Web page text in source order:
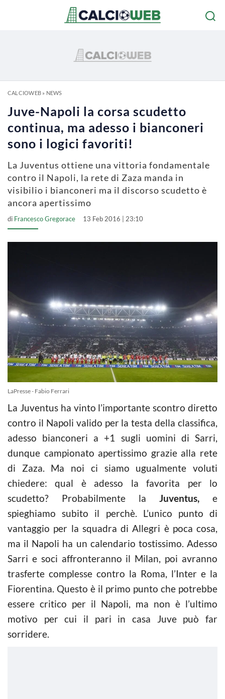
CALCIOWEB» NEWS
Juve-Napoli la corsa scudetto
continua, ma adesso i bianconeri
sono i logici favoriti!
La Juventus ottiene una vittoria fondamentale
contro il Napoli, la rete di Zaza manda in
visibilio i bianconeri ma il discorso scudetto è
ancora apertissimo
di Francesco Gregorace 13 Feb 2016 | 23:10
LaPresse - Fabio Ferrari
La Juventus ha vinto l’importante scontro diretto
contro il Napoli valido per la testa della classifica,
adesso bianconeri a +1 sugli uomini di Sarri,
dunque campionato apertissimo grazie alla rete
di Zaza. Ma noi ci siamo ugualmente voluti
chiedere: qual è adesso la favorita per lo
scudetto? Probabilmente la Juventus, e
spieghiamo subito il perchè. L’unico punto di
vantaggio per la squadra di Allegri è poca cosa,
ma il Napoli ha un calendario tostissimo. Adesso
Sarri e soci affronteranno il Milan, poi avranno
trasferte complesse contro la Roma, l’Inter e la
Fiorentina. Questo è il primo punto che potrebbe
essere critico per il Napoli, ma non è l’ultimo
motivo per cui il pari in casa Juve può far
sorridere.